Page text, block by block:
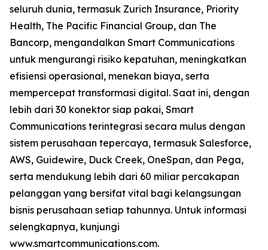
seluruh dunia, termasuk Zurich Insurance, Priority
Health, The Pacific Financial Group, dan The
Bancorp, mengandalkan Smart Communications
untuk mengurangi risiko kepatuhan, meningkatkan
efisiensi operasional, menekan biaya, serta
mempercepat transformasi digital. Saat ini, dengan
lebih dari 30 konektor siap pakai, Smart
Communications terintegrasi secara mulus dengan
sistem perusahaan tepercaya, termasuk Salesforce,
AWS, Guidewire, Duck Creek, OneSpan, dan Pega,
serta mendukung lebih dari 60 miliar percakapan
pelanggan yang bersifat vital bagi kelangsungan
bisnis perusahaan setiap tahunnya. Untuk informasi
selengkapnya, kunjungi
www.smartcommunications.com.